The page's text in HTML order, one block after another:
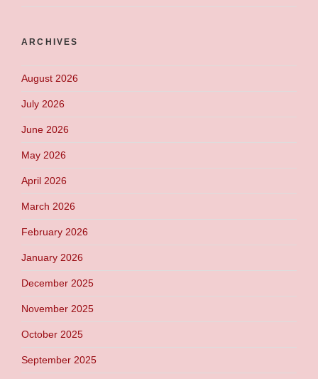
ARCHIVES
August 2026
July 2026
June 2026
May 2026
April 2026
March 2026
February 2026
January 2026
December 2025
November 2025
October 2025
September 2025